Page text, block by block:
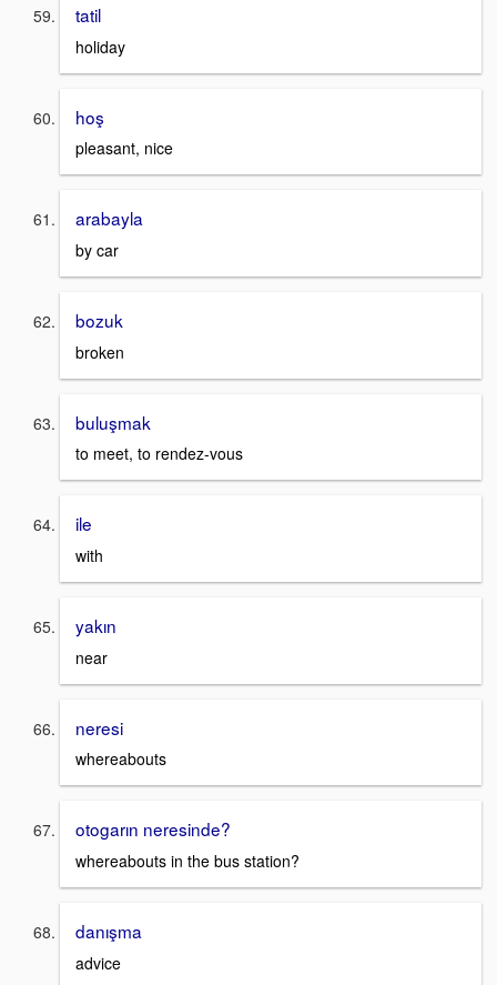
tatil
holiday
hoş
pleasant, nice
arabayla
by car
bozuk
broken
buluşmak
to meet, to rendez-vous
ile
with
yakın
near
neresi
whereabouts
otogarın neresinde?
whereabouts in the bus station?
danışma
advice